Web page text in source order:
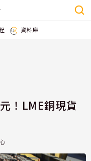
資料庫
！LME銅現貨